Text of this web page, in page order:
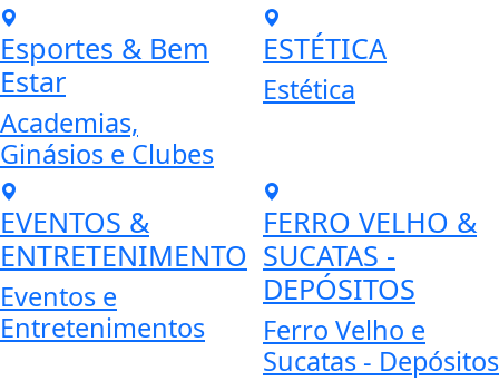
Esportes & Bem
Estar
Academias,
Ginásios e Clubes
ESTÉTICA
Estética
EVENTOS &
ENTRETENIMENTO
Eventos e
Entretenimentos
FERRO VELHO &
SUCATAS -
DEPÓSITOS
Ferro Velho e
Sucatas - Depósitos